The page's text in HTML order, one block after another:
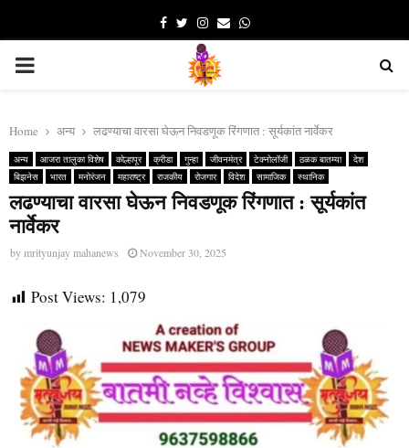
Facebook
TwitterInstagram
EmailWhatsapp
PRIMARY
Home अन्य लढण्याचा वारसा घेऊन निवडणूक रिंगणात : सूर्यकांत नार्वेकर
अन्य आजरा तालुका विशेष कोल्हापूर क्रीडा गुन्हा जीवनमंत्र टेक्नोलॉजी ठळक बातम्या
देश
बिझनेस
भारत मनोरंजन महाराष्ट्र राजकीय रोजगार विदेश सामाजिक स्थानिक
लढण्याचा वारसा घेऊन निवडणूक रिंगणात : सूर्यकांत
नार्वेकर
by mrityunjay mahanews November 30, 2025
Post Views: 1,079